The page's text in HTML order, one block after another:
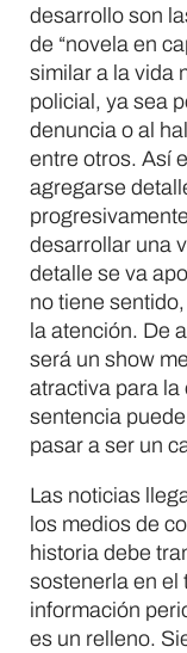
desarrollo son
de “novela en
similar a la vida
policial, ya sea
denuncia o al
entre otros. Así
agregarse
desarrollar una
detalle se va
no tiene
la atención. De
será un show
atractiva para la
sentencia
pasar a ser un
Las noticias
los medios de
historia debe
sostenerla en el
información
es un relleno.